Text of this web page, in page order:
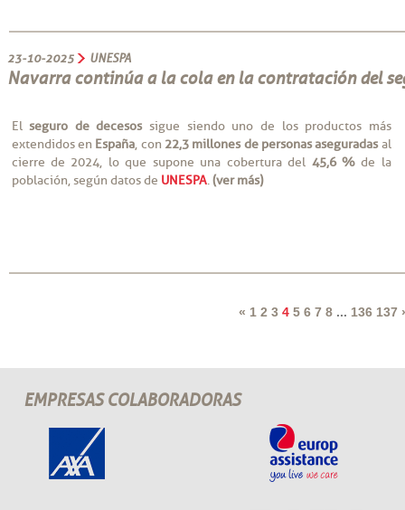
23-10-2025 UNESPA
Navarra continúa a la cola en la contratación del
Elseguro de decesossigue siendo uno de los productos más
extendidos en España, con 22,3 millones de personas aseguradasal
cierre de 2024, lo que supone una cobertura del 45,6 %de la
población, según datos de UNESPA.(ver más)
« 1 2 3 4 5 6 7 8 ... 136 137
EMPRESAS COLABORADORAS